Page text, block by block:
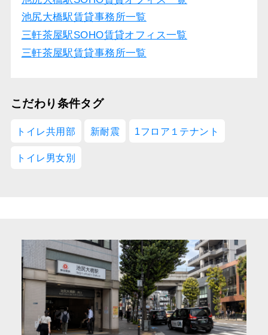
池尻大橋駅賃貸事務所一覧
三軒茶屋駅SOHO賃貸オフィス一覧
三軒茶屋駅賃貸事務所一覧
こだわり条件タグ
トイレ共用部 新耐震 1フロア１テナント
トイレ男女別